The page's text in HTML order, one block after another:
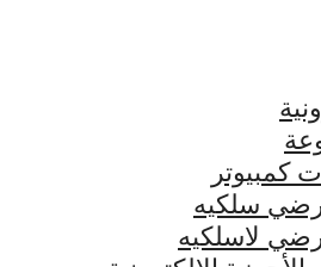
كمبيوتر
سلكيه
لاسلكيه